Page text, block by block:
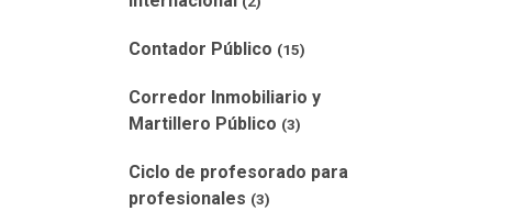
Contador Público (15)
Corredor Inmobiliario y
Martillero Público (3)
Ciclo de profesorado para
profesionales (3)